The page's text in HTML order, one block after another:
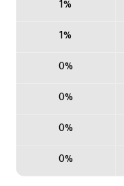
1%
1%
0%
0%
0%
0%